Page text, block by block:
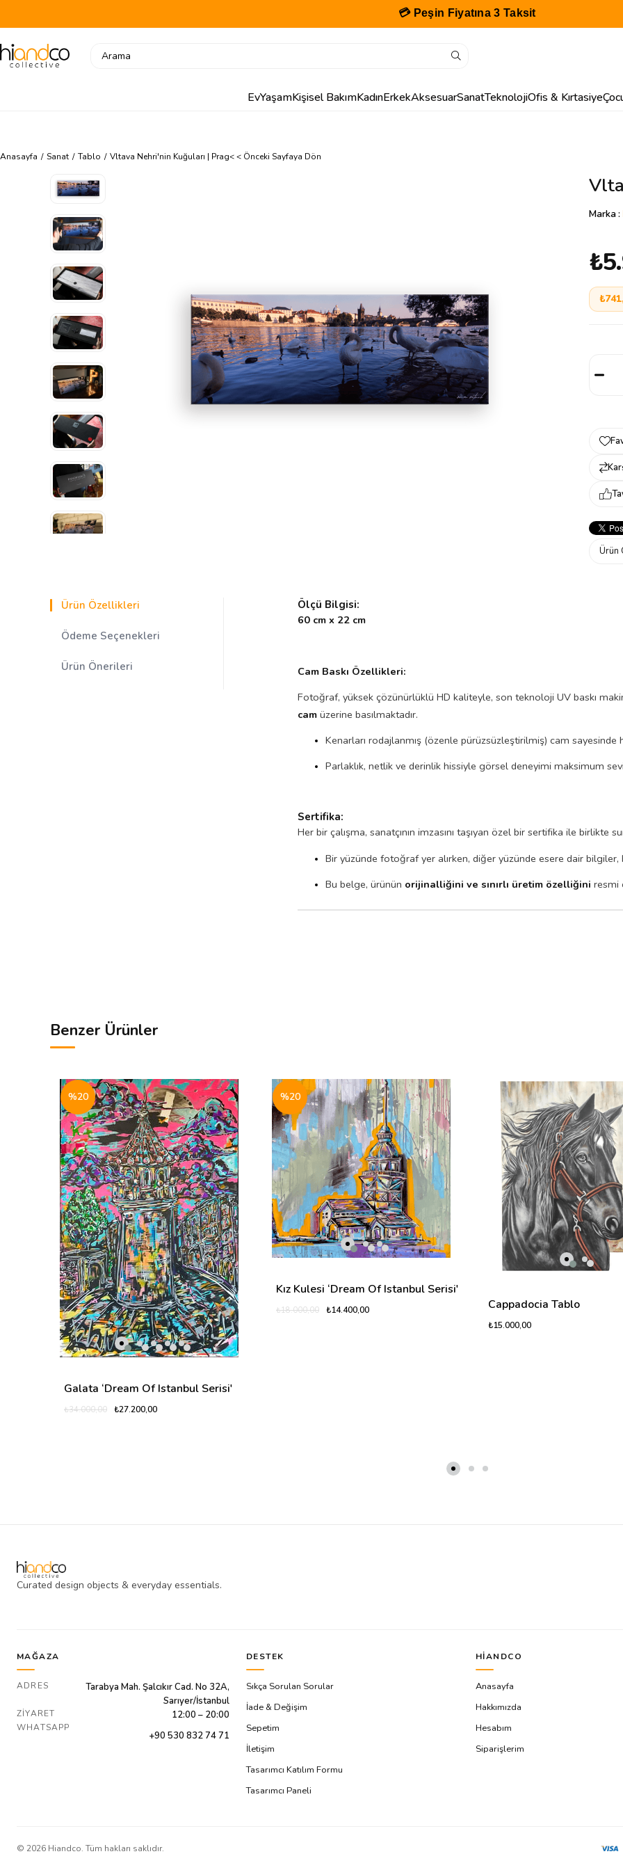
💳 Peşin Fiyatına 3 Taksit
EvYaşamKişisel BakımKadınErkekAksesuarSanatTeknolojiOfis & Kırtasiye
Anasayfa Sanat Tablo Vltava Nehri'nin Kuğuları | Prag< < Önceki Sayfaya Dön
Marka:
Ürün
Ürün Özellikleri
Ödeme Seçenekleri
Ürün Önerileri
Ölçü Bilgisi:
60 cm x 22 cm
Cam Baskı Özellikleri:
Fotoğraf, yüksek çözünürlüklü HD kaliteyle, son teknoloji UV baskı
cam üzerine basılmaktadır.
Kenarları rodajlanmış (özenle pürüzsüzleştirilmiş) cam sayesinde
Parlaklık, netlik ve derinlik hissiyle görsel deneyimi maksimum
Sertifika:
Her bir çalışma, sanatçının imzasını taşıyan özel bir sertifika ile birlikte
Bir yüzünde fotoğraf yer alırken, diğer yüzünde esere dair bilgiler,
Bu belge, ürünün orijinalliğini ve sınırlı üretim özelliğini resmi
Benzer Ürünler
Galata ‘Dream Of Istanbul Serisi'
₺27.200,00
₺34.000,00
%20
Kız Kulesi ‘Dream Of Istanbul Serisi'
₺14.400,00
₺18.000,00
%20
Cappadocia Tablo
₺15.000,00
Curated design objects & everyday essentials.
MAĞAZA
ADRES
Tarabya Mah. Şalcıkır Cad. No 32A,
Sarıyer/İstanbul
ZIYARET 12:00 – 20:00
WHATSAPP
+90 530 832 74 71
DESTEK
Sıkça Sorulan Sorular
İade & Değişim
Sepetim
İletişim
Tasarımcı Katılım Formu
Tasarımcı Paneli
HIANDCO
Anasayfa
Hakkımızda
Hesabım
Siparişlerim
© 2026 Hiandco. Tüm hakları saklıdır.